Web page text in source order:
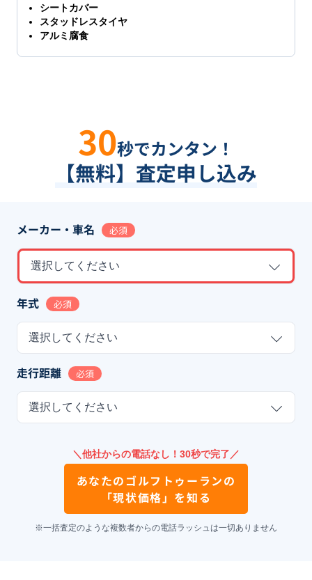
シートカバー
スタッドレスタイヤ
アルミ腐食
30秒でカンタン！
【無料】査定申し込み
メーカー・車名 必須
選択してください
年式 必須
選択してください
走行距離 必須
選択してください
＼他社からの電話なし！30秒で完了／
あなたの ゴルフトゥーランの
「現状価格」を知る
※一括査定のような複数者からの電話ラッシュは一切ありません